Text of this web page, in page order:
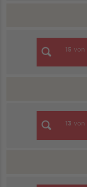
15 von
13 von